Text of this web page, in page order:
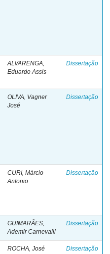
ALVARENGA,
Eduardo Assis
Dissertação
OLIVA, Vagner
José
Dissertação
CURI, Márcio
Antonio
Dissertação
GUIMARÃES,
Ademir Carnevalli
Dissertação
ROCHA, José
Dissertação